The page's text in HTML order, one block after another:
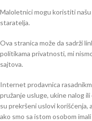
Maloletnici mogu koristiti
staratelja.
Ova stranica može da sadrži
politikama privatnosti, mi
sajtova.
Internet prodavnica
pružanje usluge, ukine nalog
su prekršeni uslovi korišćenja,
ako smo sa istom osobom